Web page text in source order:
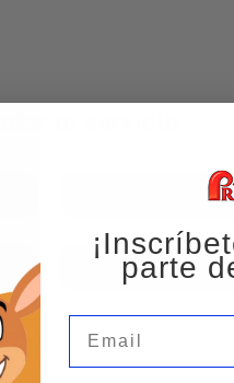
Página web
parte